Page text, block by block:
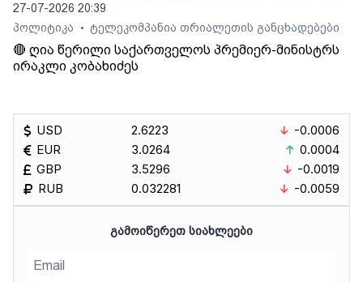
27-07-2026 20:39
პოლიტიკა
• ტელეკომპანია თრიალეთის განცხადებები
🔴 ღია წერილი საქართველოს პრემიერ-მინისტრს
ირაკლი კობახიძეს
USD
EUR
GBP
RUB
2.6223
3.0264
3.5296
0.032281
-0.0006
0.0004
-0.0019
-0.0059
ᲒᲐᲛᲝᲘᲬᲔᲠᲔᲗ ᲡᲘᲐᲮᲚᲔᲔᲑᲘ